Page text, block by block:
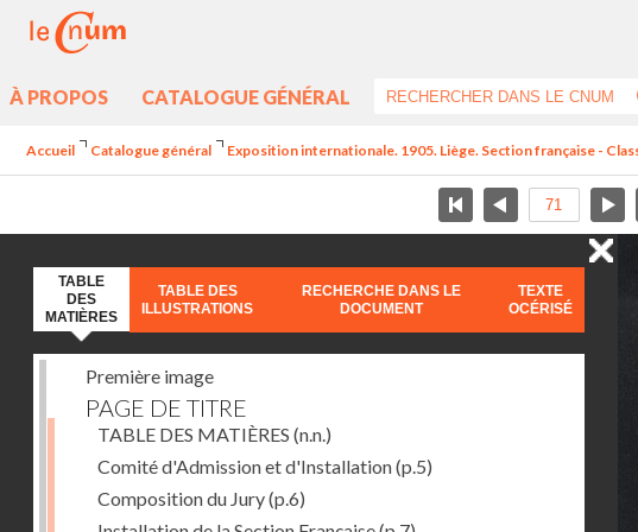
À PROPOS CATALOGUE GÉNÉRAL
Accueil Catalogue général Exposition internationale. 1905. Liège. Section française -
TABLE
DES
MATIÈRES
TABLE DES
ILLUSTRATIONS
RECHERCHE DANS LE
DOCUMENT
TEXTE
OCÉRISÉ
Première image
PAGE DE TITRE
TABLE DES MATIÈRES (n.n.)
Comité d'Admission et d'Installation(p.5)
Composition du Jury(p.6)